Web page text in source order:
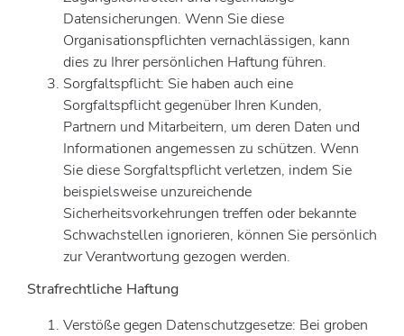
Datensicherungen. Wenn Sie diese
Organisationspflichten vernachlässigen, kann
dies zu Ihrer persönlichen Haftung führen.
Sorgfaltspflicht: Sie haben auch eine
Sorgfaltspflicht gegenüber Ihren Kunden,
Partnern und Mitarbeitern, um deren Daten und
Informationen angemessen zu schützen. Wenn
Sie diese Sorgfaltspflicht verletzen, indem Sie
beispielsweise unzureichende
Sicherheitsvorkehrungen treffen oder bekannte
Schwachstellen ignorieren, können Sie persönlich
zur Verantwortung gezogen werden.
Strafrechtliche Haftung
Verstöße gegen Datenschutzgesetze: Bei groben